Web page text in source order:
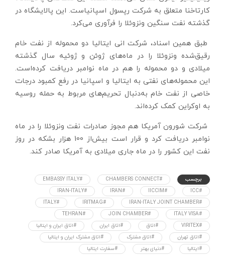
کارتاخنا متعلق به شرکت رپسول اسپانیاست. این پالایشگاه در
گذشته نفت سنگین ونزوئلا را فرآوری می‌کرد.
طبق همین اسناد، شرکت انی ایتالیا دو محموله از نفت خام
رقیق‌شده‌ ونزوئلا را در ماه‌های ژوئن و ژوئیه سال گذشته
میلادی و دو محموله را هم در ماه نوامبر دریافت کرده‌است.
این محموله‌های نفتی به ایتالیا و اسپانیا در رفع کمبود درجات
خاصی از نفت خام به‌دنبال تحریم‌های مربوط به حمله روسیه
به اوکراین کمک کرده‌اند.
شرکت شورون آمریکا هم مجوز صادرات نفت ونزوئلا را در ماه
نوامبر دریافت کرد و قرار است بیش‌از 100 هزار بشکه در روز
نفت این کشور را در ماه جاری میلادی به آمریکا صادر کند.
برچسب #CHAMBERS CONNECT
#EMBASSY ITALY
#ICC
#IICCIM
#IRAN
#IRAN-ITALY
#IRAN-ITALY JOINT CHAMBER
#IRITMAG
#ITALY
#ITALY VISA
#JOIN CHAMBER
#TEHRAN
#VIRITEX
#اتاق #اتاق ایران
#اتاق ایران و ایتالیا
#اتاق تهران
#اتاق مشترک
#اتاق مشترک ایران و ایتالیا
#ایتالیا
#دنیای بهتر
#سفارت ایتالیا